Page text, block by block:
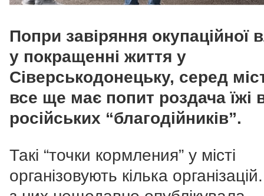
Попри завіряння окупаційної
у покращенні життя у
Сіверськодонецьку, серед
все ще має попит роздача їжі
російських “благодійників”.
Такі “точки кормления” у місті
організовують кілька